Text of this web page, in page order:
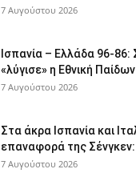
7 Αυγούστου 2026
Ισπανία – Ελλάδα 96-
«λύγισε» η Εθνική
7 Αυγούστου 2026
Στα άκρα Ισπανία και
επαναφορά της
7 Αυγούστου 2026